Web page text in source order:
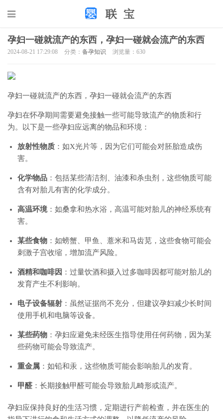
孕妇一碰就流产的东西，孕妇一碰就会流产的东西
2024-08-21 17:29:08 分类： 备孕知识 浏览量：630
孕妇一碰就流产的东西，孕妇一碰就会流产的东西
孕妇在怀孕期间需要避免接触一些可能导致流产的物质和行
为。以下是一些孕妇应远离的物品和环境：
放射性物质 ：如X光片等，因为它们可能会对胚胎造成伤
害。
化学物品 ：包括某些清洁剂、油漆和杀虫剂，这些物质可能
含有对胎儿有害的化学成分。
高温环境：如桑拿和热水浴，高温可能对胎儿的神经系统有
害。
某些食物 ：如螃蟹、甲鱼、薏米和马齿苋，这些食物可能会
刺激子宫收缩，增加流产风险。
酒精和咖啡因 ：过量饮酒和摄入过多咖啡因都可能对胎儿的
发育产生不利影响。
电子设备辐射 ：虽然证据尚不充分，但建议孕妇减少长时间
使用手机和电脑等设备。
某些药物 ：孕妇应避免未经医生指导使用任何药物，因为某
些药物可能会导致流产。
重金属 ：如铅和汞，这些物质可能会影响胎儿的发育。
甲醛 ：长期接触甲醛可能会导致胎儿畸形或流产。
孕妇应保持良好的生活习惯，定期进行产前检查，并在医生的